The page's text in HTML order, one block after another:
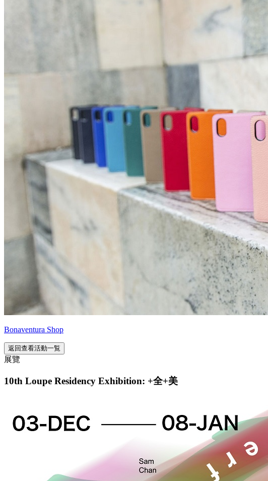
Bonaventura Shop
返回查看活動一覧
展覽
10th Loupe Residency Exhibition: +全+美